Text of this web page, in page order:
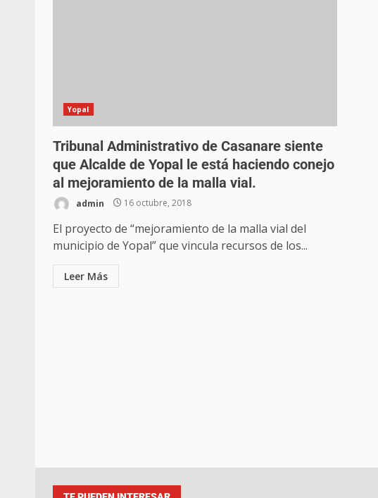
Yopal
Tribunal Administrativo de Casanare siente
que Alcalde de Yopal le está haciendo conejo
al mejoramiento de la malla vial.
admin 16 octubre, 2018
El proyecto de “mejoramiento de la malla vial del
municipio de Yopal” que vincula recursos de los...
Leer Más